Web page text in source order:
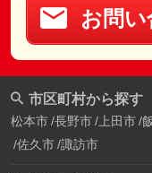
お問
市区町村から探す
松本市 長野市 上田市
佐久市 諏訪市